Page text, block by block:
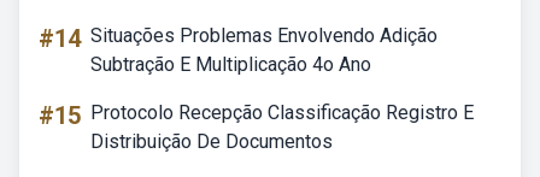
#14 Situações Problemas Envolvendo Adição
Subtração E Multiplicação 4o Ano
#15 Protocolo Recepção Classificação Registro E
Distribuição De Documentos